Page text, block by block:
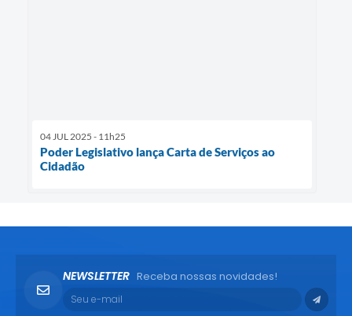
04 JUL 2025 - 11h25
Poder Legislativo lança Carta de Serviços ao
Cidadão
NEWSLETTER Receba nossas novidades!